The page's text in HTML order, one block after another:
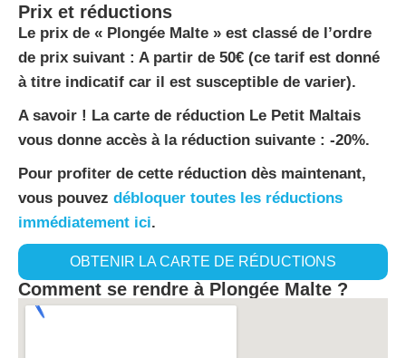
Prix et réductions
Le prix de « Plongée Malte » est classé de l’ordre
de prix suivant : A partir de 50€ (ce tarif est donné
à titre indicatif car il est susceptible de varier).
A savoir ! La carte de réduction Le Petit Maltais
vous donne accès à la réduction suivante : -20%.
Pour profiter de cette réduction dès maintenant,
vous pouvez débloquer toutes les réductions
immédiatement ici.
OBTENIR LA CARTE DE RÉDUCTIONS
Comment se rendre à Plongée Malte ?